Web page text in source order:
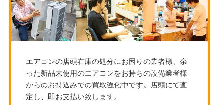
エアコンの店頭在庫の処分にお困りの業者様、余
った新品未使用のエアコンをお持ちの設備業者様
からのお持込みでの買取強化中です。店頭にて査
定し、即お支払い致します。